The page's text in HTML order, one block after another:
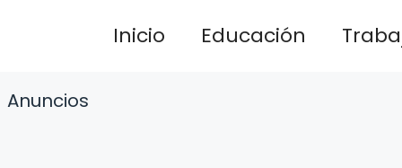
Inicio Educación
Anuncios